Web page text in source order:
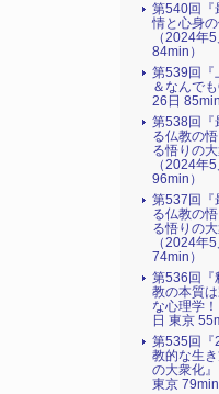
第540回『
情と心身の
（2024年
84min）
第539回『
＆なんで
26日 85min
第538回『
る仏教の
る悟りの大
（2024年
96min）
第537回『
る仏教の
る悟りの大
（2024年
74min）
第536回『
教の本質
な心理学
日 東京
第535回『
教的な生
の大衆化
東京 79min